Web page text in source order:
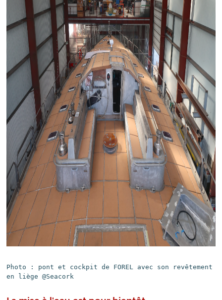
Photo : pont et cockpit de FOREL avec son revêtement
en liège @Seacork